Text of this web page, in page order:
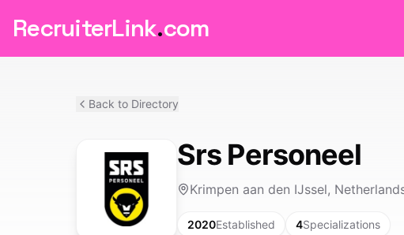
RecruiterLink.com
Back to Directory
Srs Personeel
Krimpen aan den IJssel,
2020Established 4Specializations